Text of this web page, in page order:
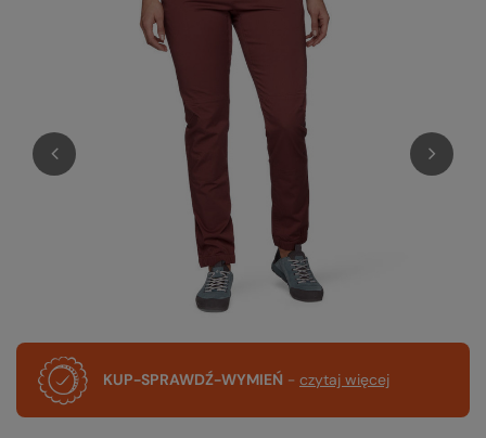
KUP-SPRAWDŹ-WYMIEŃ - czytaj więcej